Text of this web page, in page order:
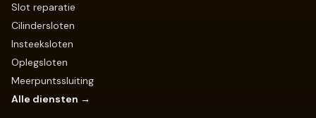
Slot reparatie
Cilindersloten
Insteeksloten
Oplegsloten
Meerpuntssluiting
Alle diensten →